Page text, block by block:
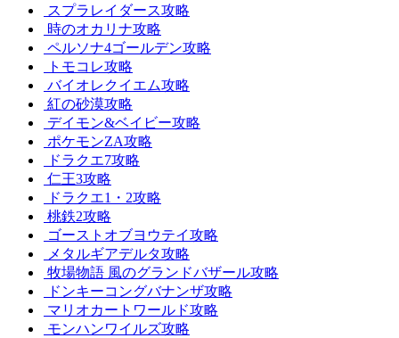
スプラレイダース攻略
時のオカリナ攻略
ペルソナ4ゴールデン攻略
トモコレ攻略
バイオレクイエム攻略
紅の砂漠攻略
デイモン&ベイビー攻略
ポケモンZA攻略
ドラクエ7攻略
仁王3攻略
ドラクエ1・2攻略
桃鉄2攻略
ゴーストオブヨウテイ攻略
メタルギアデルタ攻略
牧場物語 風のグランドバザール攻略
ドンキーコングバナンザ攻略
マリオカートワールド攻略
モンハンワイルズ攻略